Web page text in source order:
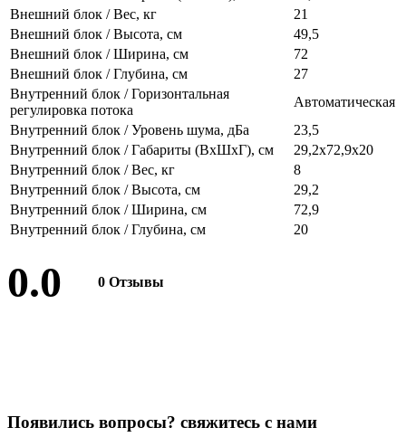
Внешний блок / Вес, кг
21
Внешний блок / Высота, см
49,5
Внешний блок / Ширина, см
72
Внешний блок / Глубина, см
27
Внутренний блок / Горизонтальная
регулировка потока
Автоматическая
Внутренний блок / Уровень шума, дБа
23,5
Внутренний блок / Габариты (ВхШхГ), см
29,2x72,9x20
Внутренний блок / Вес, кг
8
Внутренний блок / Высота, см
29,2
Внутренний блок / Ширина, см
72,9
Внутренний блок / Глубина, см
20
0.0 0 Отзывы
Появились вопросы? свяжитесь с нами